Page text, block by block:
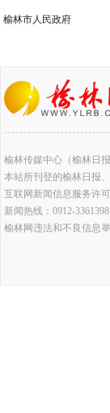
榆林市人民政府
榆林传媒中心（榆林日
本站所刊登的榆林日报
互联网新闻信息服务许
新闻热线：0912-
榆林网违法和不良信息